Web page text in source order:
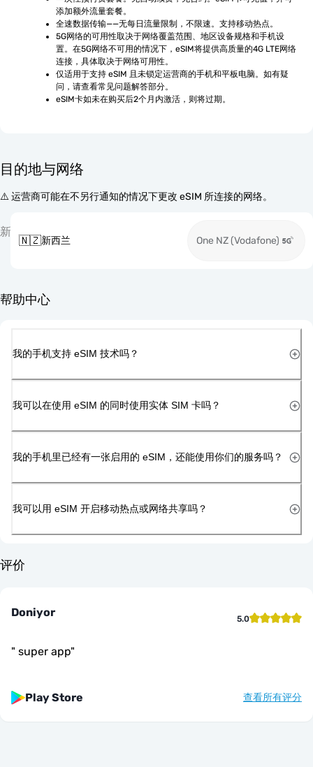
添加额外流量套餐。
全速数据传输——无每日流量限制，不限速。支持移动热点。
5G网络的可用性取决于网络覆盖范围、地区设备规格和手机设
置。在5G网络不可用的情况下，eSIM将提供高质量的4G LTE网络
连接，具体取决于网络可用性。
仅适用于支持 eSIM 且未锁定运营商的手机和平板电脑。如有疑
问，请查看常见问题解答部分。
eSIM卡如未在购买后2个月内激活，则将过期。
目的地与网络
⚠️ 运营商可能在不另行通知的情况下更改 eSIM 所连接的网络。
新
🇳🇿新西兰 One NZ (Vodafone)
帮助中心
我的手机支持 eSIM 技术吗？
我可以在使用 eSIM 的同时使用实体 SIM 卡吗？
我的手机里已经有一张启用的 eSIM，还能使用你们的服务吗？
我可以用 eSIM 开启移动热点或网络共享吗？
评价
Doniyor 5.0
" super app"
Play Store 查看所有评分